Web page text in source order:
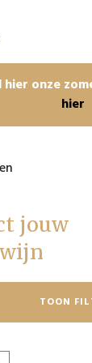
onze
hier
jouw
TOON